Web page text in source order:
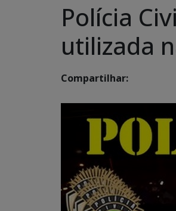
Polícia
utilizada
Compartilhar: